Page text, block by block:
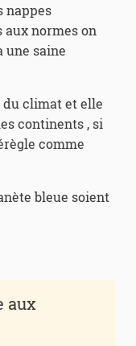
nappes
normes on
une saine
climat et elle
continents , si
comme
bleue soient
aux